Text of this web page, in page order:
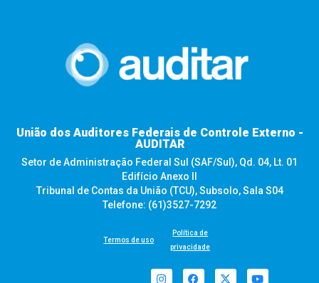
União dos Auditores Federais de Controle Externo -
AUDITAR
Setor de Administração Federal Sul (SAF/Sul), Qd. 04, Lt. 01
Edifício Anexo II
Tribunal de Contas da União (TCU), Subsolo, Sala S04
Telefone: (61)3527-7292
Termos de uso
Política de
privacidade